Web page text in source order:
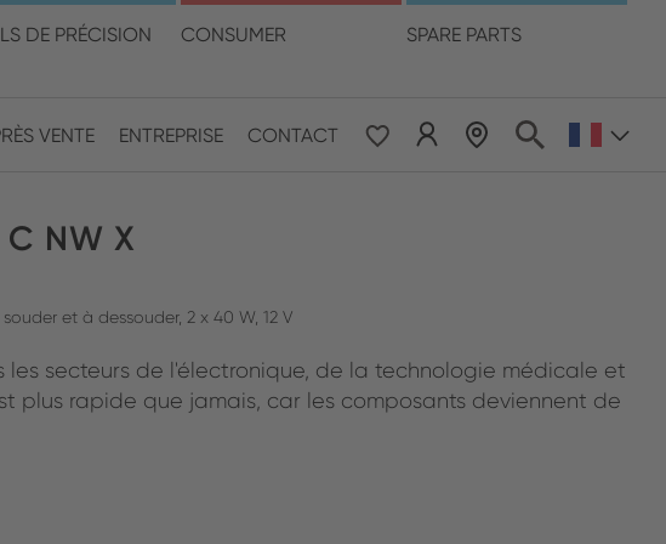
DE PRÉCISION CONSUMER SPARE PARTS
VENTE ENTREPRISE CONTACT
et votre langue
Asia & Pacific
CHINESE
ENGLISH
C NW X
et à dessouder, 2 x 40 W, 12 V
les secteurs de l'électronique, de la technologie médicale et
plus rapide que jamais, car les composants deviennent de